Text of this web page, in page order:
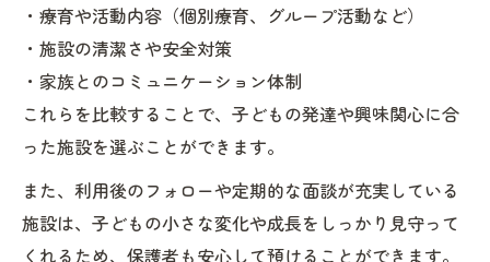
・療育や活動内容（個別療育、グループ活動など）
・施設の清潔さや安全対策
・家族とのコミュニケーション体制
これらを比較することで、子どもの発達や興味関心に合
った施設を選ぶことができます。
また、利用後のフォローや定期的な面談が充実している
施設は、子どもの小さな変化や成長をしっかり見守って
くれるため、保護者も安心して預けることができます。